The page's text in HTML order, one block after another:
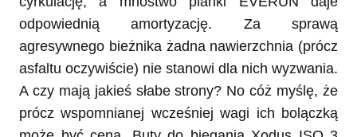
odpowiednią amortyzację. Za sprawą
agresywnego bieżnika żadna nawierzchnia (prócz
asfaltu oczywiście) nie stanowi dla nich wyzwania.
A czy mają jakieś słabe strony? No cóż myślę, że
prócz wspomnianej wcześniej wagi ich bolączką